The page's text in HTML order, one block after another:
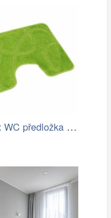
Kvalitex WC předložka Elipsy zelená, 60…